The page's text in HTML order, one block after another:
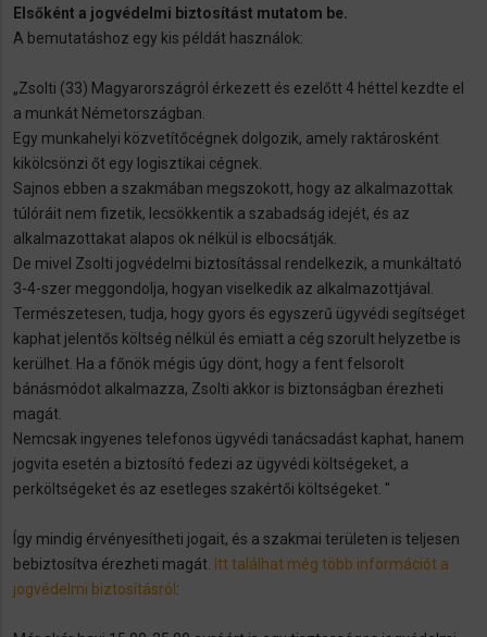
Elsőként a jogvédelmi biztosítást mutatom be.
A bemutatáshoz egy kis példát használok:
„Zsolti (33) Magyarországról érkezett és ezelőtt 4 héttel kezdte el
a munkát Németországban.
Egy munkahelyi közvetítőcégnek dolgozik, amely raktárosként
kikölcsönzi őt egy logisztikai cégnek.
Sajnos ebben a szakmában megszokott, hogy az alkalmazottak
túlóráit nem fizetik, lecsökkentik a szabadság idejét, és az
alkalmazottakat alapos ok nélkül is elbocsátják.
De mivel Zsolti jogvédelmi biztosítással rendelkezik, a munkáltató
3-4-szer meggondolja, hogyan viselkedik az alkalmazottjával.
Természetesen, tudja, hogy gyors és egyszerű ügyvédi segítséget
kaphat jelentős költség nélkül és emiatt a cég szorult helyzetbe is
kerülhet. Ha a főnök mégis úgy dönt, hogy a fent felsorolt
bánásmódot alkalmazza, Zsolti akkor is biztonságban érezheti
magát.
Nemcsak ingyenes telefonos ügyvédi tanácsadást kaphat, hanem
jogvita esetén a biztosító fedezi az ügyvédi költségeket, a
perköltségeket és az esetleges szakértői költségeket. "
Így mindig érvényesítheti jogait, és a szakmai területen is teljesen
bebiztosítva érezheti magát. Itt találhat még több információt a
jogvédelmi biztosításról :